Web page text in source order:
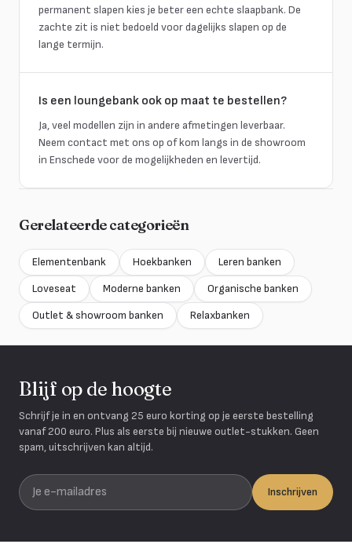
permanent slapen kies je beter een echte slaapbank. De
zachte zit is niet bedoeld voor dagelijks slapen op de
lange termijn.
Is een loungebank ook op maat te bestellen?
Ja, veel modellen zijn in andere afmetingen leverbaar.
Neem contact met ons op of kom langs in de showroom
in Enschede voor de mogelijkheden en levertijd.
Gerelateerde categorieën
Elementenbank Hoekbanken
Leren banken
Loveseat
Moderne banken
Organische banken
Outlet & showroom banken
Relaxbanken
Blijf op de hoogte
Schrijf je in en ontvang 25 euro korting op je eerste bestelling
vanaf 200 euro. Plus als eerste bij nieuwe outlet-stukken. Geen
spam, uitschrijven kan altijd.
Je e-mailadres
Inschrijven